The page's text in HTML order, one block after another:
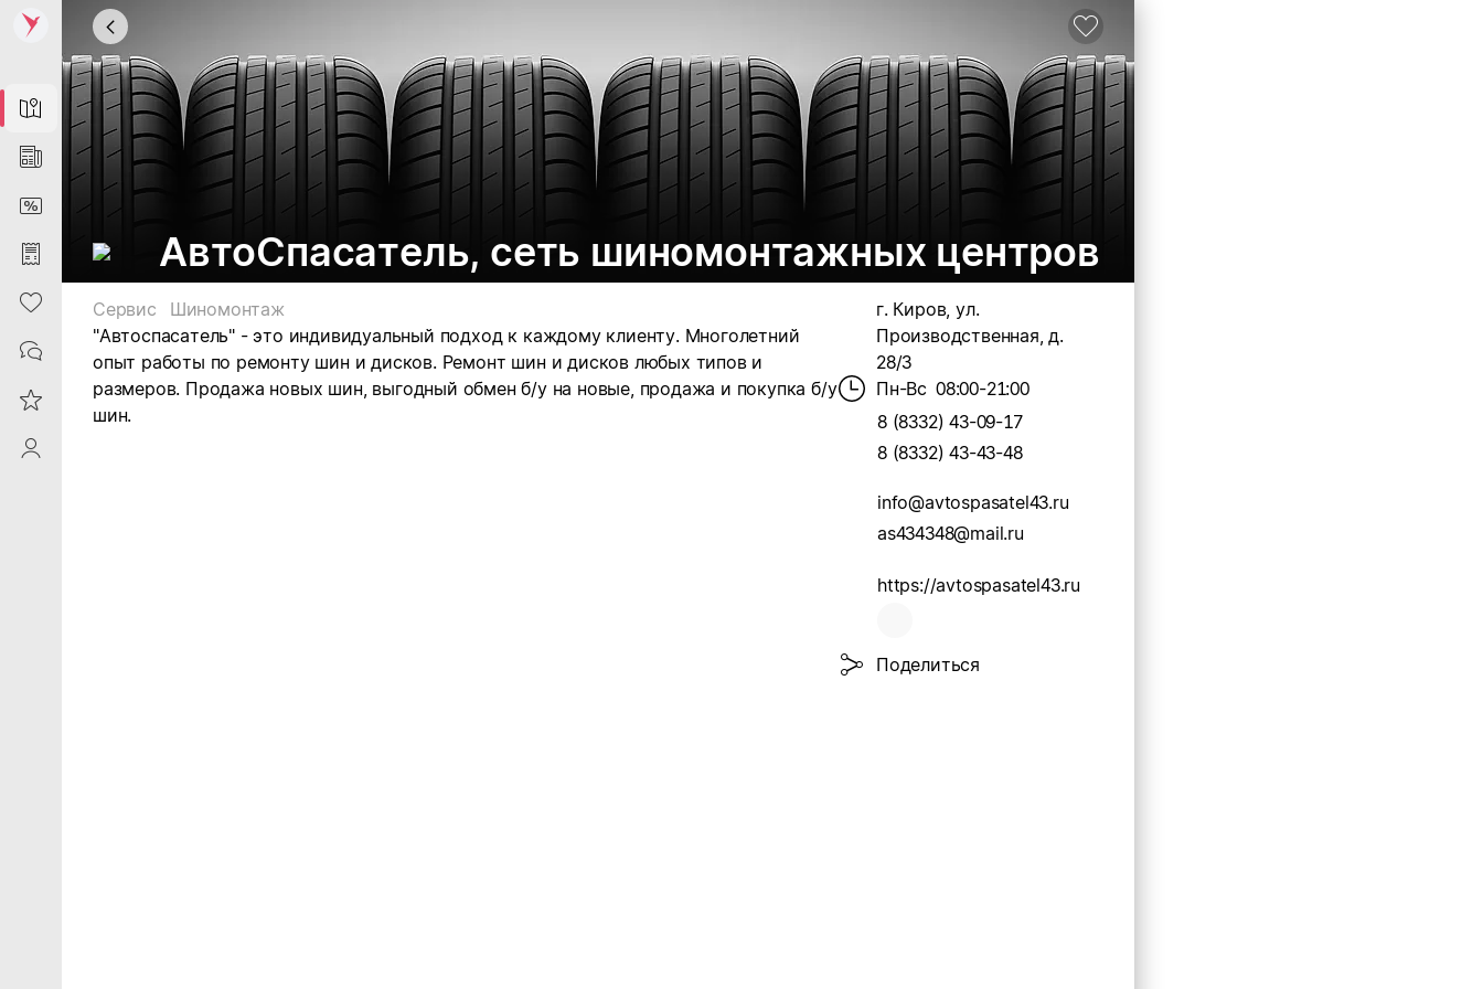
Map
News
DiscountCard
Purchases
Heart
Contacts
Reviews
ProfileSaby
АвтоСпасатель, сеть шиномонтажных центров
Сервис
Шиномонтаж
"Автоспасатель" - это индивидуальный подход к каждому клиенту. Многолетний
опыт работы по ремонту шин и дисков. Ремонт шин и дисков любых типов и
размеров. Продажа новых шин, выгодный обмен б/у на новые, продажа и покупка б/у
шин.
г. Киров, ул.
Производственная, д.
28/3
Пн-Вс 08:00-21:00
8 (8332) 43-09-17
8 (8332) 43-43-48
info@avtospasatel43.ru
as434348@mail.ru
https://avtospasatel43.ru
Поделиться